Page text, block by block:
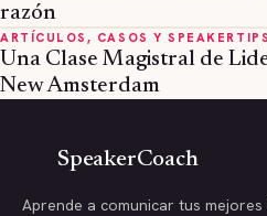
razón
ARTÍCULOS, CASOS Y SPEAKERTIPS
Una Clase Magistral de
New Amsterdam
SpeakerCoach
Aprende a comunicar tus mejores